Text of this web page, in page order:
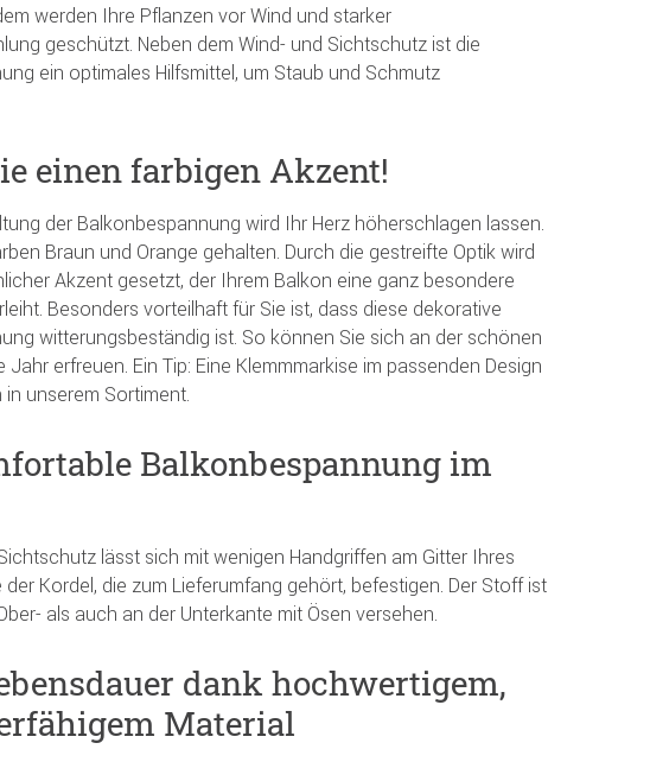
werden Ihre Pflanzen vor Wind und starker
geschützt. Neben dem Wind- und Sichtschutz ist die
ein optimales Hilfsmittel, um Staub und Schmutz
einen farbigen Akzent!
der Balkonbespannung wird Ihr Herz höherschlagen lassen.
Braun und Orange gehalten. Durch die gestreifte Optik wird
Akzent gesetzt, der Ihrem Balkon eine ganz besondere
Besonders vorteilhaft für Sie ist, dass diese dekorative
witterungsbeständig ist. So können Sie sich an der schönen
Jahr erfreuen. Ein Tip: Eine Klemmmarkise im passenden Design
unserem Sortiment.
Balkonbespannung im
lässt sich mit wenigen Handgriffen am Gitter Ihres
der Kordel, die zum Lieferumfang gehört, befestigen. Der Stoff ist
als auch an der Unterkante mit Ösen versehen.
dank hochwertigem,
Material